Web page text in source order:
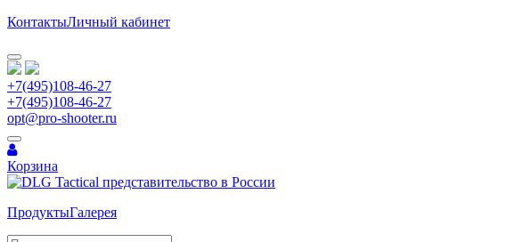
КонтактыЛичный кабинет
+7(495)108-46-27
+7(495)108-46-27
opt@pro-shooter.ru
Корзина
ПродуктыГалерея